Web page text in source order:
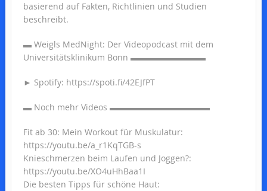
basierend auf Fakten, Richtlinien und Studien
beschreibt.
▬ Weigls MedNight: Der Videopodcast mit dem
Universitätsklinikum Bonn ▬▬▬▬▬▬▬▬▬
► Spotify: https://spoti.fi/42EJfPT
▬ Noch mehr Videos ▬▬▬▬▬▬▬▬▬▬▬▬
Fit ab 30: Mein Workout für Muskulatur:
https://youtu.be/a_r1KqTGB-s
Knieschmerzen beim Laufen und Joggen?:
https://youtu.be/XO4uHhBaa1I
Die besten Tipps für schöne Haut: